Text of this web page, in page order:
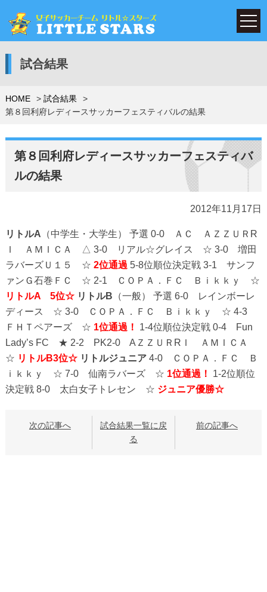
試合結果
HOME
試合結果
第８回利府レディースサッカーフェスティバルの結果
第８回利府レディースサッカーフェスティバ
ルの結果
2012年11月17日
リトルA （中学生・大学生） 予選 0-0 ＡＣ ＡＺＺＵＲR
Ｉ ＡＭＩＣＡ △ 3-0 リアル☆グレイス ☆ 3-0 増田
ラバーズＵ１５ ☆ 2位通過 5-8位順位決定戦 3-1 サンフ
ァンＧ石巻ＦＣ ☆ 2-1 ＣＯＰＡ．ＦＣ Ｂｉｋｋｙ ☆
リトルA 5位☆ リトルB （一般） 予選 6-0 レインボーレ
ディース ☆ 3-0 ＣＯＰＡ．ＦＣ Ｂｉｋｋｙ ☆ 4-3
ＦＨＴペアーズ ☆ 1位通過！
1-4位順位決定戦 0-4 Fun
Lady’s FC ★ 2-2 PK2-0 AＺＺＵＲRＩ ＡＭＩＣＡ
☆ リトルB3位☆ リトルジュニア4-0 ＣＯＰＡ．ＦＣ Ｂ
ｉｋｋｙ ☆ 7-0 仙南ラバーズ ☆ 1位通過！
1-2位順位
決定戦 8-0 太白女子トレセン ☆ ジュニア優勝☆
次の記事へ
試合結果一覧に戻
る
前の記事へ